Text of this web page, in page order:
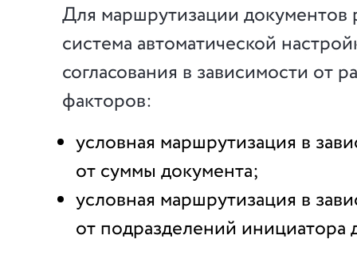
Для маршрутизации документов
система автоматической
согласования в зависимости от
факторов:
условная маршрутизация в
от суммы документа;
условная маршрутизация в
от подразделений инициатора